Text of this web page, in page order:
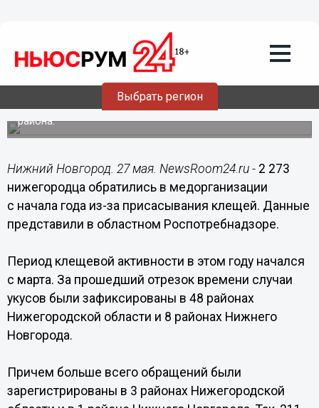
Выбрать регион
27.05.202210:23
Уже 2273 человека в Нижегородской
области пострадали от укусов клещей
Больше всего обращений поступило из Автозаводского
района.
Нижний Новгород. 27 мая. NewsRoom24.ru - 2 273
нижегородца обратились в медорганизации
с начала года из-за присасывания клещей. Данные
представили в областном Роспотребнадзоре.
Период клещевой активности в этом году начался
с марта. За прошедший отрезок времени случаи
укусов были зафиксированы в 48 районах
Нижегородской области и 8 районах Нижнего
Новгорода.
Причем больше всего обращений были
зарегистрированы в 3 районах Нижегородской